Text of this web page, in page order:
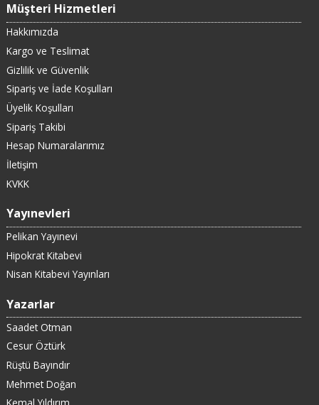
Müşteri Hizmetleri
Hakkımızda
Kargo ve Teslimat
Gizlilik ve Güvenlik
Sipariş ve İade Koşulları
Üyelik Koşulları
Sipariş Takibi
Hesap Numaralarımız
İletişim
KVKK
Yayınevleri
Pelikan Yayınevi
Hipokrat Kitabevi
Nisan Kitabevi Yayınları
Yazarlar
Saadet Otman
Cesur Öztürk
Rüştü Bayındır
Mehmet Doğan